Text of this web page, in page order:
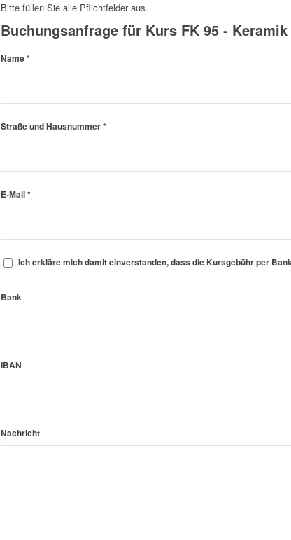
Bitte füllen Sie alle Pflichtfelder aus.
Buchungsanfrage für Kurs FK 95 -
Name*
Straße und Hausnummer*
E-Mail*
Ich erkläre mich damit einverstanden, dass die Kursgebühr per
Bank
IBAN
Nachricht